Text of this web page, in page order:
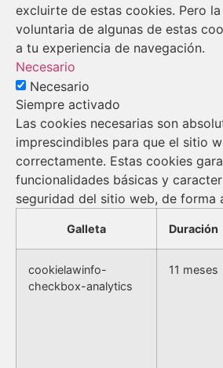
excluirte de estas cookies. Pero
voluntaria de algunas de estas
a tu experiencia de navegación.
Necesario
Necesario
Siempre activado
Las cookies necesarias son
imprescindibles para que el sitio
correctamente. Estas cookies
funcionalidades básicas y
seguridad del sitio web, de forma
Galleta Duración
cookielawinfo-
checkbox-analytics
11 meses